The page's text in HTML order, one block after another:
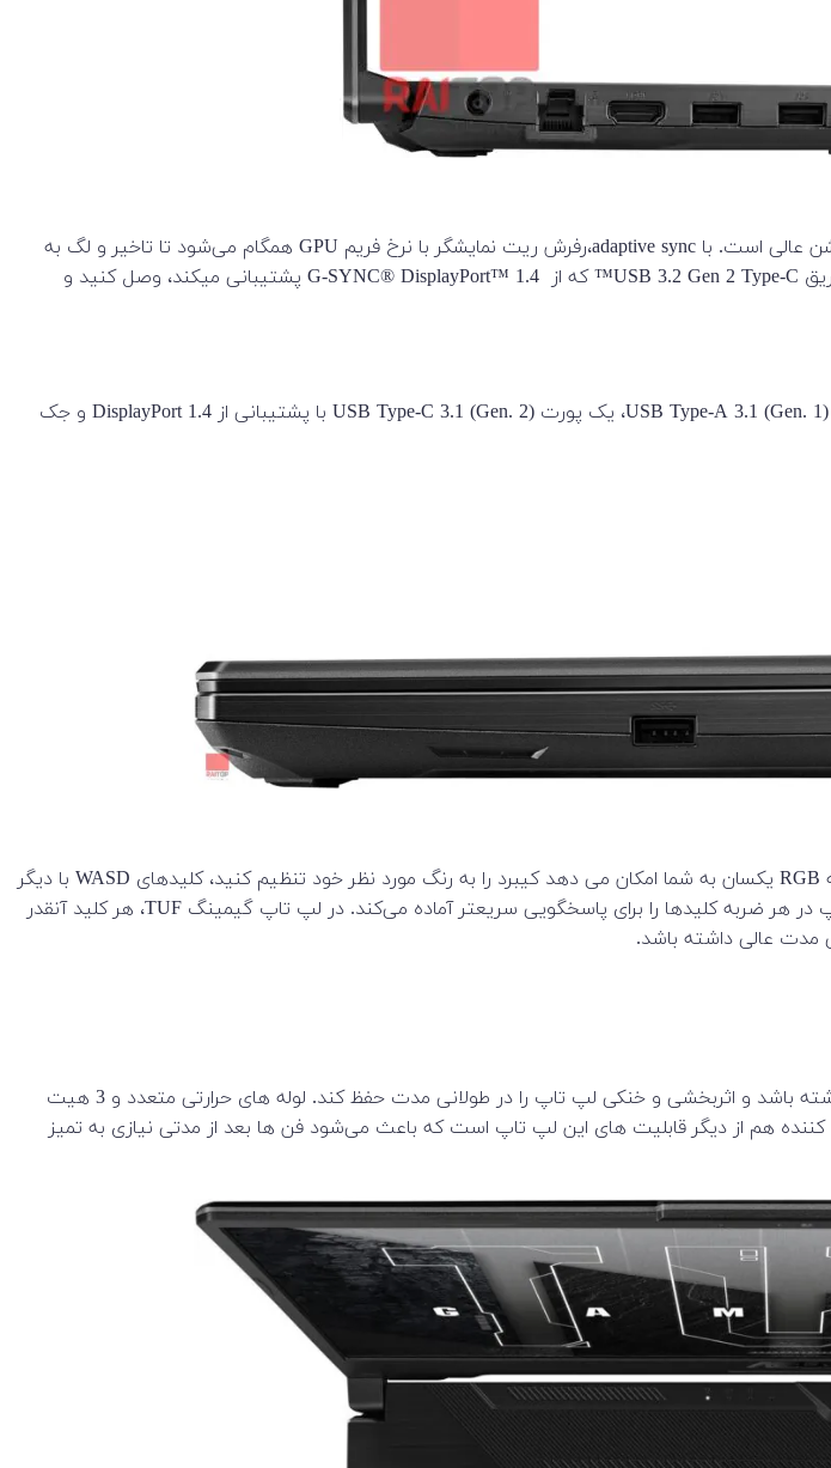
TUF Gaming A15 با داشتن صفحه نمایش با یک پنل سریع IPS ، برای انجام بازی های سریع و اکشن عالی است. با adaptive sync،رفرش ریت نمایشگر با نرخ فریم GPU همگام می‌شود تا تاخیر و لگ به
حداقل برسد و گیم‌پلی فوق‌العاده روان داشته باشید. همچنین می‌توانید یک مانیتور خارجی را از طریق USB 3.2 Gen 2 Type-C™ که از G-SYNC® DisplayPort™ 1.4 پشتیبانی میکند، وصل کنید و
در سمت چپ، جک مخصوص شارژر، یک کانکتور شبکه RJ-45، یک خروجی HDMI 2.0b، دو پورت USB Type-A 3.1 (Gen. 1)، یک پورت USB Type-C 3.1 (Gen. 2) با پشتیبانی از DisplayPort 1.4 و جک
این لپ تاپ یک کیبرد سبک دستکتاب دارد که برای گیم و بازی ساخته شده است. نور پس زمینه RGB یکسان به شما امکان می دهد کیبرد را به رنگ مورد نظر خود تنظیم کنید، کلیدهای WASD با دیگر
کلیدها فرق می‌کند تا برای بازی راحت تر و دردسترس تر باشد. فناوری Overstroke کیبرد این لپ تاپ در هر ضربه کلیدها را برای پاسخگویی سریعتر آماده می‌کند. در لپ تاپ گیمینگ TUF، هر کلید آنقدر
خنک‌کننده Comprehensive تضمین می‌کند که هر لپ‌تاپ گیمینگ TUF می‌تواند عملکرد بالایی داشته باشد و اثربخشی و خنکی لپ تاپ را در طولانی مدت حفظ کند. لوله های حرارتی متعدد و 3 هیت
هم از دیگر قابلیت های این لپ تاپ است که باعث می‌شود فن ها بعد از مدتی نیازی به تمیز